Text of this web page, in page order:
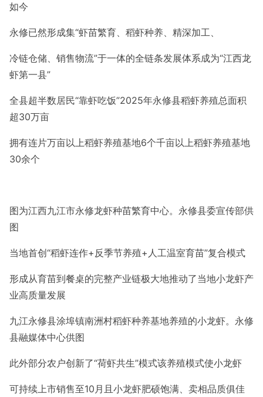
如今
永修已然形成集“虾苗繁育、稻虾种养、精深加工、
冷链仓储、销售物流”于一体的全链条发展体系成为“江西龙
虾第一县”
全县超半数居民“靠虾吃饭”2025年永修县稻虾养殖总面积
超30万亩
拥有连片万亩以上稻虾养殖基地6个千亩以上稻虾养殖基地
30余个
图为江西九江市永修龙虾种苗繁育中心。永修县委宣传部供
图
当地首创“稻虾连作+反季节养殖+人工温室育苗”复合模式
形成从育苗到餐桌的完整产业链极大地推动了当地小龙虾产
业高质量发展
九江永修县涂埠镇南洲村稻虾种养基地养殖的小龙虾。永修
县融媒体中心供图
此外部分农户创新了“荷虾共生”模式该养殖模式使小龙虾
可持续上市销售至10月 且小龙虾肥硕饱满、卖相品质俱佳